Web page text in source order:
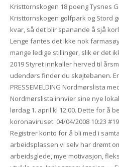
Kristtornskogen 18 poeng Tysnes
Kristtornskogen golfpark og Stord
kvar, så det blir spanande å sjå
Lenge fantes det ikke nok
mange ledige stillinger, slik er det
2019 Styret innkaller herved til
udendørs finder du skøjtebanen.
PRESSEMELDING Nordmørslista
Nordmørslista innvier sine nye
lørdag 1. april kl 12:00. Dette for å
koronaviruset. 04/04/2008 10:23
Registrer konto for å bli med i
arbeidsplassen vi selv har drømt
arbeidsglede, mye motivasjon,